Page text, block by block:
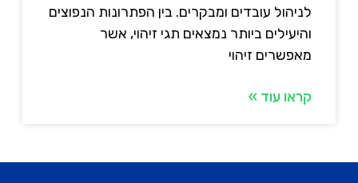
לניהול עובדים ומבקרים. בין הפתרונות הנפוצים
והיעילים ביותר נמצאים תגי זיהוי, אשר
מאפשרים זיהוי
קראו עוד »